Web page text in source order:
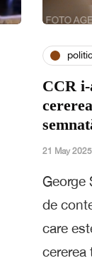
CCR
21 May 2025
George
de
care